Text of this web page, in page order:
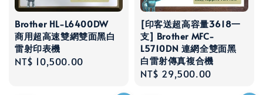
Brother HL-L6400DW
商用超高速雙網雙面黑白
雷射印表機
Regular
NT$ 10,500.00
[印客送超高容量3618一
支] Brother MFC-
L5710DN 連網全雙面黑
白雷射傳真複合機
Regular
NT$ 29,500.00